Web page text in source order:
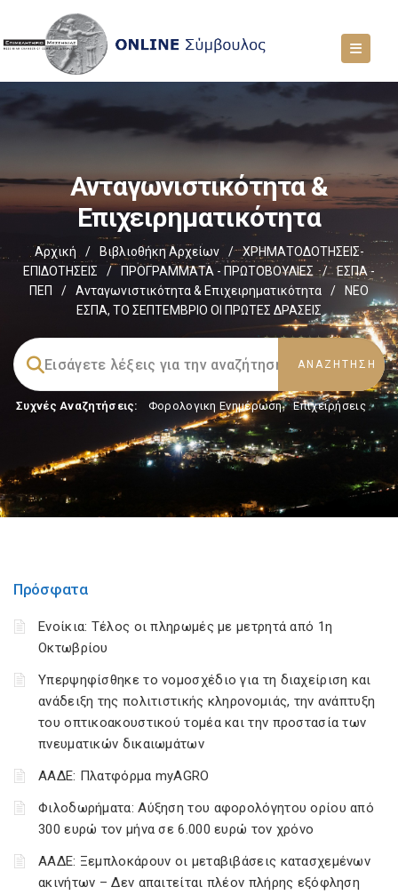
Ανταγωνιστικότητα &
Επιχειρηματικότητα
Αρχική / Βιβλιοθήκη Αρχείων /
ΧΡΗΜΑΤΟΔΟΤΗΣΕΙΣ-
ΕΠΙΔΟΤΗΣΕΙΣ
/ ΠΡΟΓΡΑΜΜΑΤΑ - ΠΡΩΤΟΒΟΥΛΙΕΣ /
ΕΣΠΑ -
ΠΕΠ
/ Ανταγωνιστικότητα & Επιχειρηματικότητα /
ΝΕΟ
ΕΣΠΑ, ΤΟ ΣΕΠΤΕΜΒΡΙΟ ΟΙ ΠΡΩΤΕΣ ΔΡΑΣΕΙΣ
Συχνές Αναζητήσεις: Φορολογικη Ενημέρωση, Επιχειρήσεις
Πρόσφατα
Ενοίκια: Τέλος οι πληρωμές με μετρητά από 1η
Οκτωβρίου
Υπερψηφίσθηκε το νομοσχέδιο για τη διαχείριση και
ανάδειξη της πολιτιστικής κληρονομιάς, την ανάπτυξη
του οπτικοακουστικού τομέα και την προστασία των
πνευματικών δικαιωμάτων
ΑΑΔΕ: Πλατφόρμα myAGRO
Φιλοδωρήματα: Αύξηση του αφορολόγητου ορίου από
300 ευρώ τον μήνα σε 6.000 ευρώ τον χρόνο
ΑΑΔΕ: Ξεμπλοκάρουν οι μεταβιβάσεις κατασχεμένων
ακινήτων – Δεν απαιτείται πλέον πλήρης εξόφληση